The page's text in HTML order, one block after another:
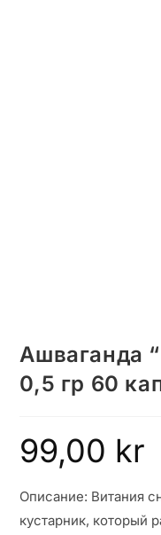
Ашваганда
0,5 гр 60
99,00 kr
Описание: Витания
кустарник, который